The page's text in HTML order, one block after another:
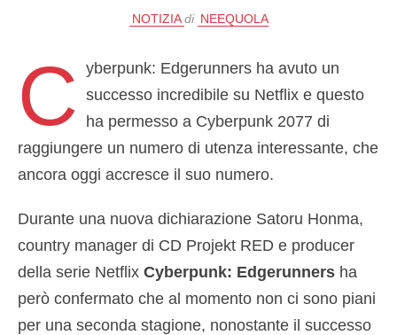
NOTIZIA di NEEQUOLA
C
yberpunk: Edgerunners ha avuto un
successo incredibile su Netflix e questo
ha permesso a Cyberpunk 2077 di
raggiungere un numero di utenza interessante, che
ancora oggi accresce il suo numero.
Durante una nuova dichiarazione Satoru Honma,
country manager di CD Projekt RED e producer
della serie Netflix Cyberpunk: Edgerunners ha
però confermato che al momento non ci sono piani
per una seconda stagione, nonostante il successo